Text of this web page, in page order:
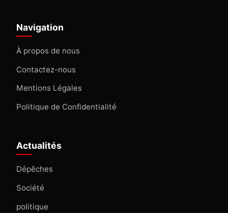
Navigation
À propos de nous
Contactez-nous
Mentions Légales
Politique de Confidentialité
Actualités
Dépêches
Société
politique